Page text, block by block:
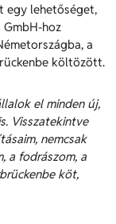
egy lehetőséget,
GmbH-hoz
a
költözött.
el minden új,
Visszatekintve
nemcsak
a fodrászom, a
köt,